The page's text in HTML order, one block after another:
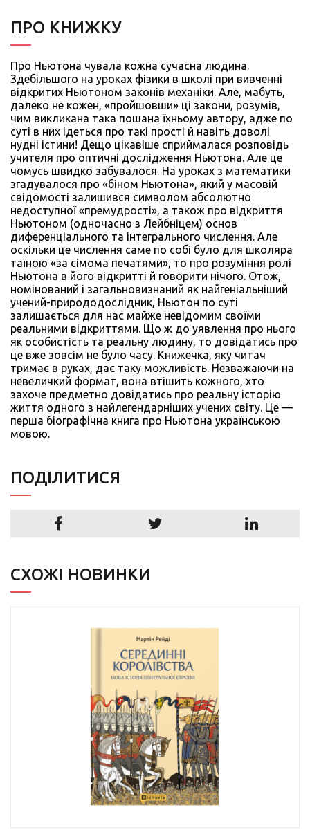
ПРО КНИЖКУ
Про Ньютона чувала кожна сучасна людина.
Здебільшого на уроках фізики в школі при вивченні
відкритих Ньютоном законів механіки. Але, мабуть,
далеко не кожен, «пройшовши» ці закони, розумів,
чим викликана така пошана їхньому автору, адже по
суті в них ідеться про такі прості й навіть доволі
нудні істини! Дещо цікавіше сприймалася розповідь
учителя про оптичні дослідження Ньютона. Але це
чомусь швидко забувалося. На уроках з математики
згадувалося про «біном Ньютона», який у масовій
свідомості залишився символом абсолютно
недоступної «премудрості», а також про відкриття
Ньютоном (одночасно з Лейбніцем) основ
диференціального та інтегрального числення. Але
оскільки це числення саме по собі було для школяра
таїною «за сімома печатями», то про розуміння ролі
Ньютона в його відкритті й говорити нічого. Отож,
номінований і загальновизнаний як найгеніальніший
учений-природодослідник, Ньютон по суті
залишається для нас майже невідомим своїми
реальними відкриттями. Що ж до уявлення про нього
як особистість та реальну людину, то довідатись про
це вже зовсім не було часу. Книжечка, яку читач
тримає в руках, дає таку можливість. Незважаючи на
невеличкий формат, вона втішить кожного, хто
захоче предметно довідатись про реальну історію
життя одного з найлегендарніших учених світу. Це —
перша біографічна книга про Ньютона українською
мовою.
ПОДIЛИТИСЯ
СХОЖІ НОВИНКИ